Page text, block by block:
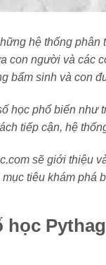
hệ thống phân
con người và các
bẩm sinh và con
học phổ biến
tiếp cận, hệ
sẽ giới thiệu
tiêu khám phá